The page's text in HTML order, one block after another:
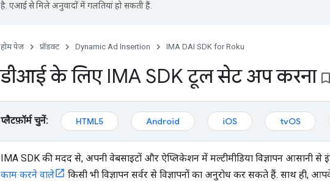
है. एआई से मिले अनुवादों में गलतियां हो सकती हैं.
होम पेज प्रॉडक्ट Dynamic Ad Insertion IMA DAI SDK for Roku
डीआई के लिए IMA SDK टूल सेट अप करना bookmark_border
प्लैटफ़ॉर्म चुनें: HTML5 Android iOS tvOS
IMA SDK की मदद से, अपनी वेबसाइटों और ऐप्लिकेशन में मल्टीमीडिया विज्ञापन आसानी से
काम करने वाले
किसी भी विज्ञापन सर्वर से विज्ञापनों का अनुरोध कर सकते हैं. साथ ही,